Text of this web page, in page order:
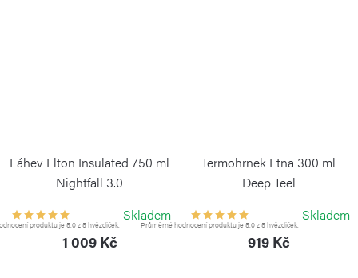
Láhev Elton Insulated 750 ml
Nightfall 3.0
produktu je 5,0 z 5 hvězdiček.
Skladem
1 009 Kč
Termohrnek Etna 300 ml
Deep Teel
Průměrné hodnocení produktu je 5,0 z 5 hvězdiček.
Skladem
919 Kč